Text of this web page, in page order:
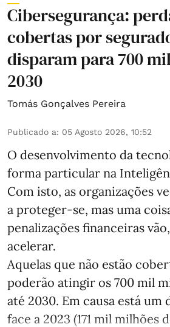
Cibersegurança:
cobertas por
disparam para 700
2030
Tomás Gonçalves Pereira
Publicado a: 05 Agosto 2026, 10:52
O desenvolvimento da
forma particular na
Com isto, as organizações
a proteger-se, mas uma
penalizações financeiras
acelerar.
Aquelas que não estão
poderão atingir os 700 mil
até 2030. Em causa está um
face a 2023 (171 mil milhões